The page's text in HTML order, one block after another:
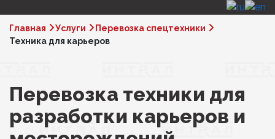
Главная Услуги
Перевозка спецтехники
Техника для карьеров
Перевозка техники для
разработки карьеров и